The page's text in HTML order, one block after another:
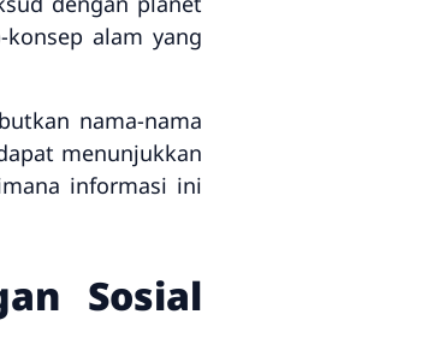
alam yang
nama-nama
menunjukkan
informasi ini
Sosial